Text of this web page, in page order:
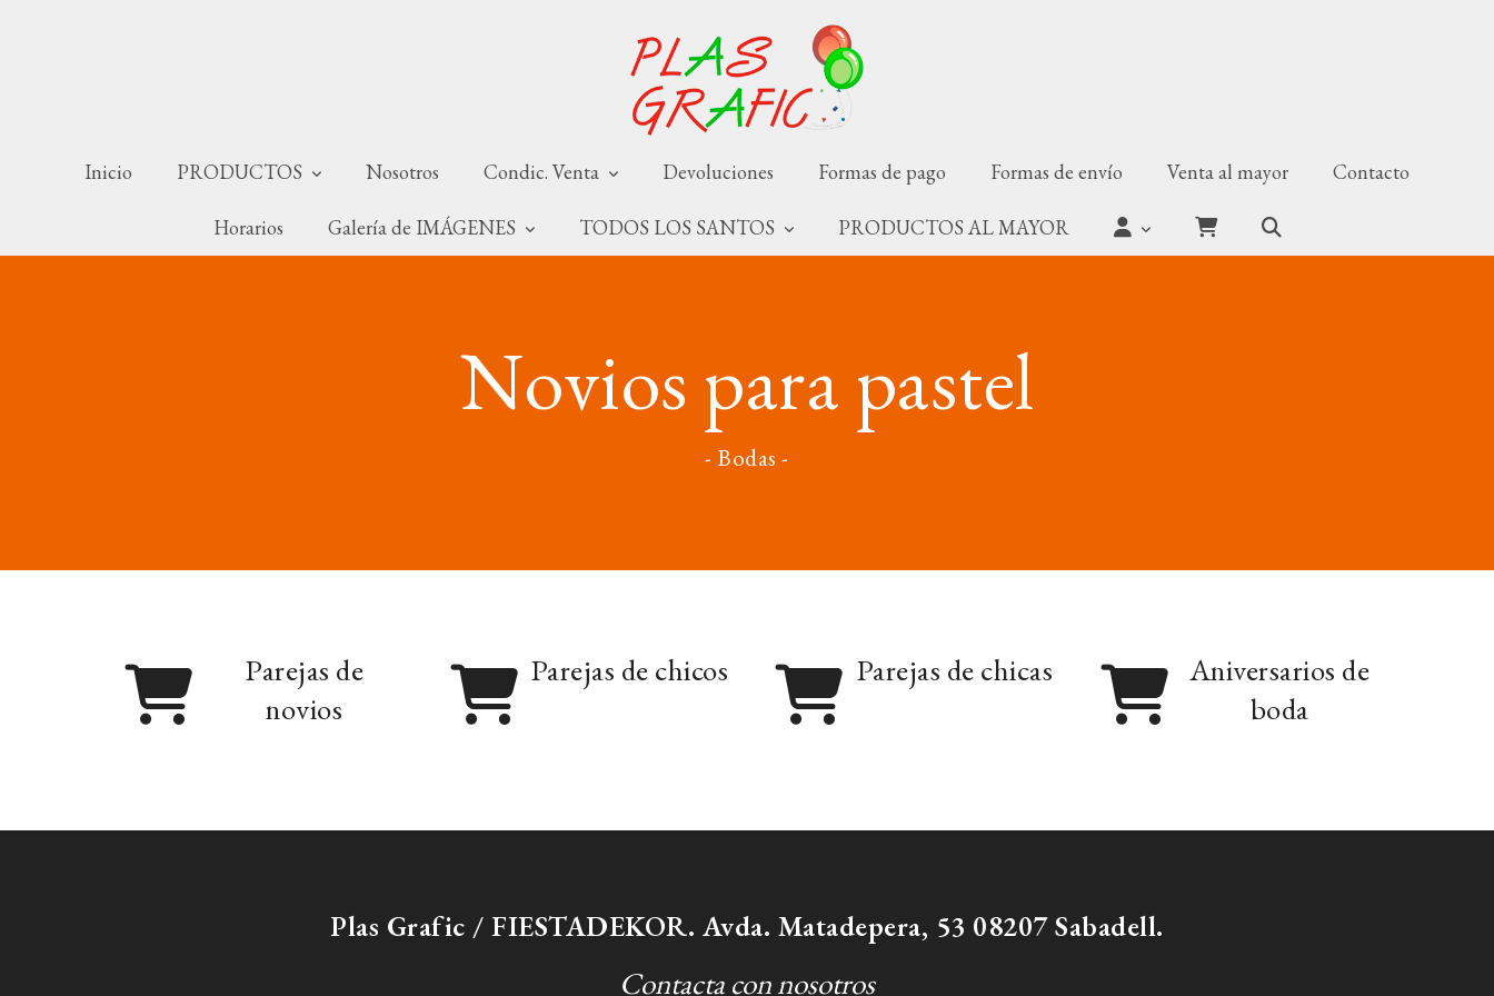
Inicio PRODUCTOS Nosotros Condic. Venta Devoluciones Formas de pago Formas de envío Venta al mayor Contacto
Horarios Galería de IMÁGENES TODOS LOS SANTOS PRODUCTOS AL MAYOR
Novios para pastel
- Bodas -
Parejas de
novios
Parejas de chicos Parejas de chicas
Aniversarios de
boda
Plas Grafic / FIESTADEKOR. Avda. Matadepera, 53 08207 Sabadell.
Contacta con nosotros